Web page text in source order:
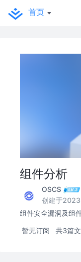
首页
组件分析
OSCS
创建于
组件安全漏洞及组
暂无订阅 共3篇